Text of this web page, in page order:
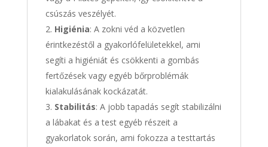
csúszás veszélyét.
Higiénia: A zokni véd a közvetlen
érintkezéstől a gyakorlófelületekkel, ami
segíti a higiéniát és csökkenti a gombás
fertőzések vagy egyéb bőrproblémák
kialakulásának kockázatát.
Stabilitás: A jobb tapadás segít stabilizálni
a lábakat és a test egyéb részeit a
gyakorlatok során, ami fokozza a testtartás